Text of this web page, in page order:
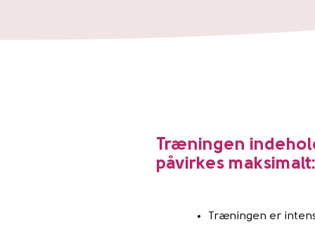
Træningen
påvirkes maksimalt:
Træningen er